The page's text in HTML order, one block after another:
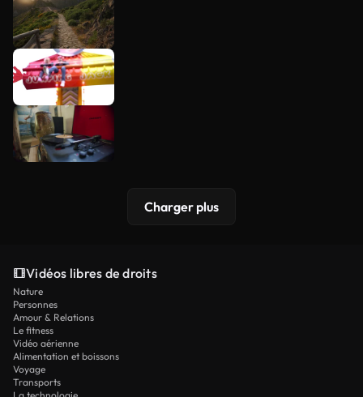
Charger plus
Vidéos libres de droits
Nature
Personnes
Amour & Relations
Le fitness
Vidéo aérienne
Alimentation et boissons
Voyage
Transports